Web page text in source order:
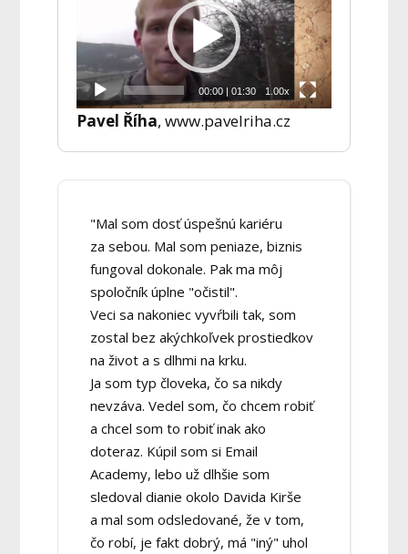
00:00 |01:30 1.00x
Pavel Říha, www.pavelriha.cz
"Mal som dosť úspešnú kariéru
za sebou. Mal som peniaze, biznis
fungoval dokonale. Pak ma môj
spoločník úplne "očistil".
Veci sa nakoniec vyvŕbili tak, som
zostal bez akýchkoľvek prostiedkov
na život a s dlhmi na krku.
Ja som typ človeka, čo sa nikdy
nevzáva. Vedel som, čo chcem robiť
a chcel som to robiť inak ako
doteraz. Kúpil som si Email
Academy, lebo už dlhšie som
sledoval dianie okolo Davida Kirše
a mal som odsledované, že v tom,
čo robí, je fakt dobrý, má "iný" uhol